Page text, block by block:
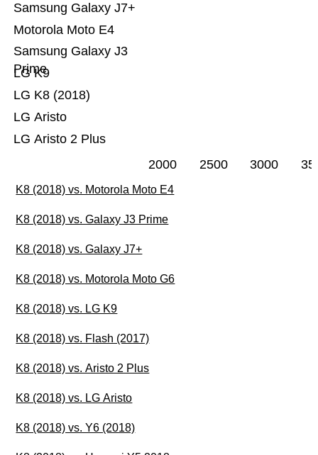
LG Aristo 2 Plus
LG Aristo
LG K8 (2018)
LG K9
Samsung Galaxy J3
Prime
Motorola Moto E4
Samsung Galaxy J7+
2000 2500 3000
K8 (2018) vs. Motorola Moto E4
K8 (2018) vs. Galaxy J3 Prime
K8 (2018) vs. Galaxy J7+
K8 (2018) vs. Motorola Moto G6
K8 (2018) vs. LG K9
K8 (2018) vs. Flash (2017)
K8 (2018) vs. Aristo 2 Plus
K8 (2018) vs. LG Aristo
K8 (2018) vs. Y6 (2018)